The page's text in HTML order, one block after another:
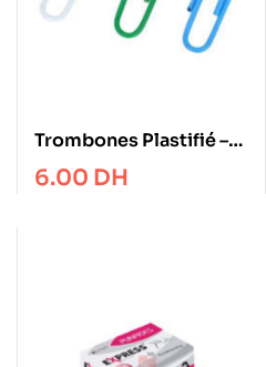
Trombones Plastifié –
33 mm – Boite de 100 –
Boston
6.00 DH